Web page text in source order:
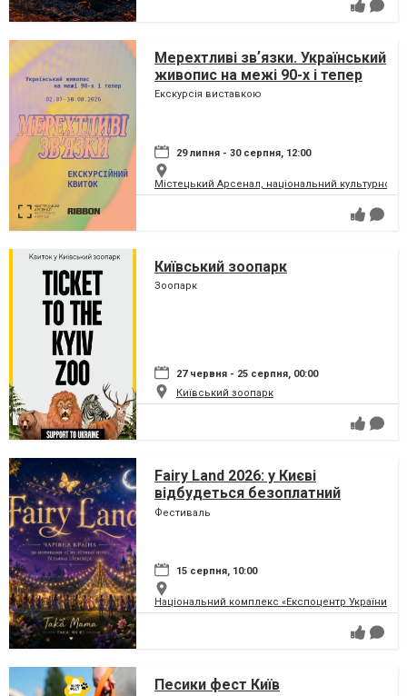
Мерехтливі звʼязки. Український
живопис на межі 90-х і тепер
Екскурсія виставкою
29 липня - 30 серпня, 12:00
Містецький Арсенал, національний культурно-
Київський зоопарк
Зоопарк
27 червня - 25 серпня, 00:00
Київський зоопарк
Fairy Land 2026: у Києві
відбудеться безоплатний
сімейний фестиваль, який
Фестиваль
15 серпня, 10:00
Національний комплекс «Експоцентр України»
Песики фест Київ